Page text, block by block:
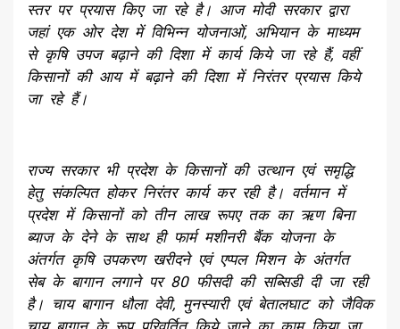
स्तर पर प्रयास किए जा रहे है। आज मोदी सरकार द्वारा
जहां एक ओर देश में विभिन्न योजनाओं, अभियान के माध्यम
से कृषि उपज बढ़ाने की दिशा में कार्य किये जा रहे हैं, वहीं
किसानों की आय में बढ़ाने की दिशा में निरंतर प्रयास किये
जा रहे हैं।
राज्य सरकार भी प्रदेश के किसानों की उत्थान एवं समृद्धि
हेतु संकल्पित होकर निरंतर कार्य कर रही है। वर्तमान में
प्रदेश में किसानों को तीन लाख रूपए तक का ऋण बिना
ब्याज के देने के साथ ही फार्म मशीनरी बैंक योजना के
अंतर्गत कृषि उपकरण खरीदने एवं एप्पल मिशन के अंतर्गत
सेब के बागान लगाने पर 80 फीसदी की सब्सिडी दी जा रही
है। चाय बागान धौला देवी, मुनस्यारी एवं बेतालघाट को जैविक